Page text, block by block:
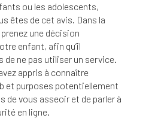
ou les adolescents,
êtes de cet avis. Dans la
une décision
enfant, afin qu’il
de ne pas utiliser un service.
appris à connaître
et purposes potentiellement
de vous asseoir et de parler à
en ligne.